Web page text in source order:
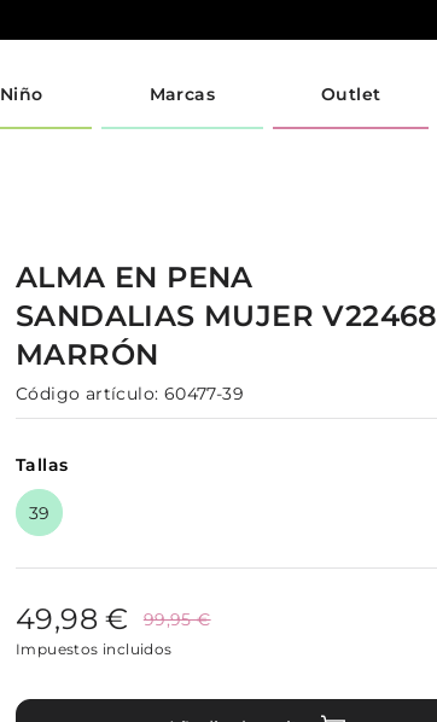
Niño Marcas Outlet
ALMA EN PENA
SANDALIAS MUJERV22468
MARRÓN
Código artículo: 60477-39
Tallas
39
49,98 € 99,95 €
Impuestos incluidos